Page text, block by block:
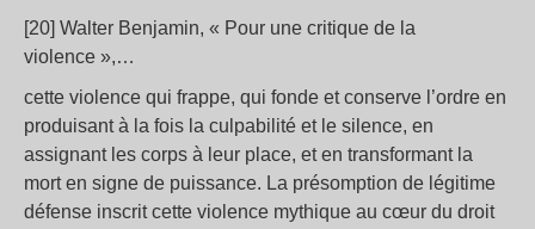
[20] Walter Benjamin, « Pour une critique de la
violence »,…
cette violence qui frappe, qui fonde et conserve l’ordre en
produisant à la fois la culpabilité et le silence, en
assignant les corps à leur place, et en transformant la
mort en signe de puissance. La présomption de légitime
défense inscrit cette violence mythique au cœur du droit